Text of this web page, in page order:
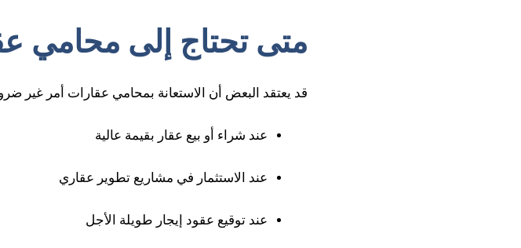
متى تحتاج إلى محامي
قد يعتقد البعض أن الاستعانة بمحامي عقارات أمر غير
عند شراء أو بيع عقار بقيمة عالية
عند الاستثمار في مشاريع تطوير عقاري
عند توقيع عقود إيجار طويلة الأجل